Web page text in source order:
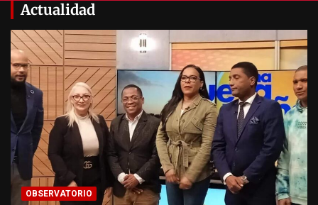
Actualidad
OBSERVATORIO